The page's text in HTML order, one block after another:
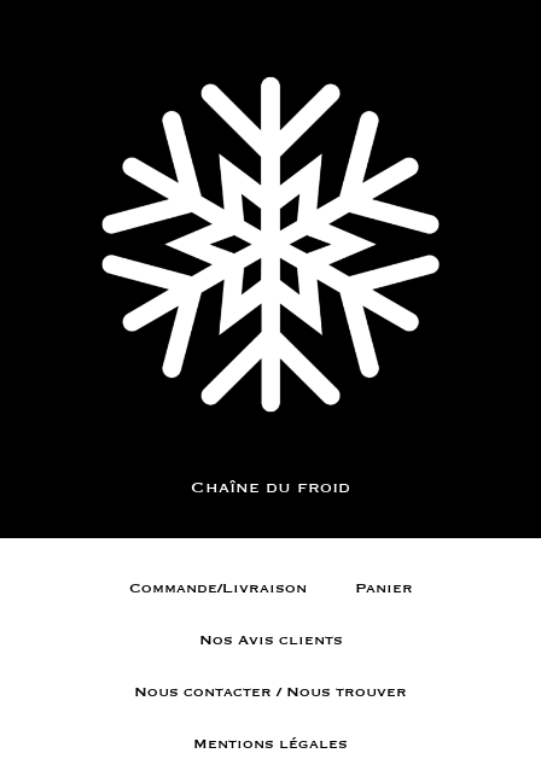
Chaîne du froid
Commande/Livraison Panier
Nos Avis clients
Nous contacter / Nous trouver
Mentions légales